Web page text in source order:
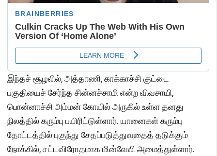
இந்தச் சூழலில், அத்தாணி, காக்காச்சி குட்டை
பகுதியைச் சேர்ந்த சின்னச்சாமி என்ற விவசாயி,
பொன்னாச்சி அம்மன் கோயில் அருகில் உள்ள தனது
நிலத்தில் கரும்பு பயிரிட்டுள்ளார். யானைகள் கரும்பு
தோட்டத்தில் புகுந்து சேதப்படுத்துவதைத் தடுக்கும்
நோக்கில், சட்டவிரோதமாக மின்வேலி அமைத்துள்ளார்.